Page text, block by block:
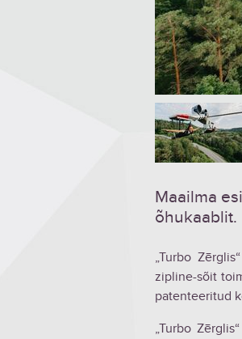
Maailma
õhukaablit.
„Turbo
zipline-sõit
patenteeritud
„Turbo